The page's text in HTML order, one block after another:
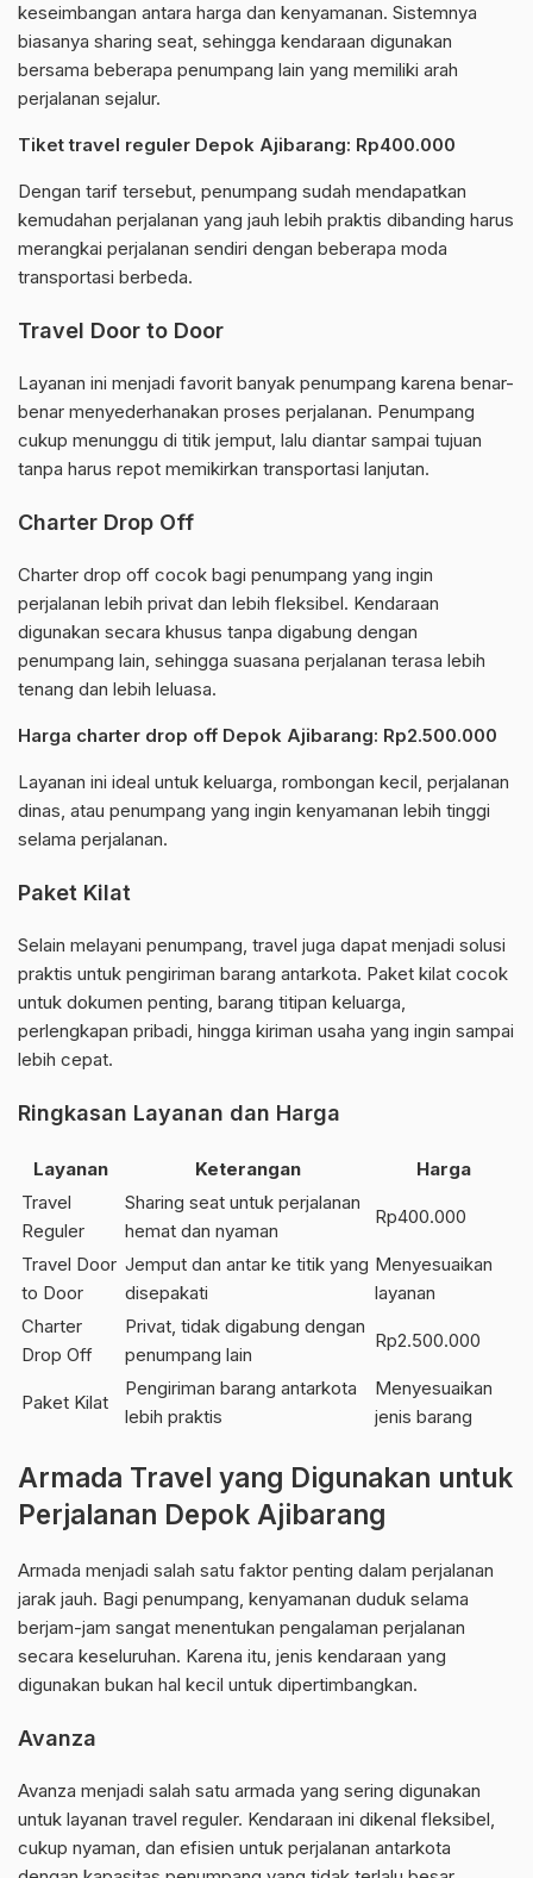
keseimbangan antara harga dan kenyamanan. Sistemnya
biasanya sharing seat, sehingga kendaraan digunakan
bersama beberapa penumpang lain yang memiliki arah
perjalanan sejalur.
Tiket travel reguler Depok Ajibarang: Rp400.000
Dengan tarif tersebut, penumpang sudah mendapatkan
kemudahan perjalanan yang jauh lebih praktis dibanding harus
merangkai perjalanan sendiri dengan beberapa moda
transportasi berbeda.
Travel Door to Door
Layanan ini menjadi favorit banyak penumpang karena benar-
benar menyederhanakan proses perjalanan. Penumpang
cukup menunggu di titik jemput, lalu diantar sampai tujuan
tanpa harus repot memikirkan transportasi lanjutan.
Charter Drop Off
Charter drop off cocok bagi penumpang yang ingin
perjalanan lebih privat dan lebih fleksibel. Kendaraan
digunakan secara khusus tanpa digabung dengan
penumpang lain, sehingga suasana perjalanan terasa lebih
tenang dan lebih leluasa.
Harga charter drop off Depok Ajibarang: Rp2.500.000
Layanan ini ideal untuk keluarga, rombongan kecil, perjalanan
dinas, atau penumpang yang ingin kenyamanan lebih tinggi
selama perjalanan.
Paket Kilat
Selain melayani penumpang, travel juga dapat menjadi solusi
praktis untuk pengiriman barang antarkota. Paket kilat cocok
untuk dokumen penting, barang titipan keluarga,
perlengkapan pribadi, hingga kiriman usaha yang ingin sampai
lebih cepat.
Ringkasan Layanan dan Harga
Layanan Keterangan
Harga
Travel
Reguler
Sharing seat untuk perjalanan
hemat dan nyaman
Rp400.000
Travel Door
to Door
Jemput dan antar ke titik yang
disepakati
Menyesuaikan
layanan
Charter
Drop Off
Privat, tidak digabung dengan
penumpang lain
Rp2.500.000
Paket Kilat
Pengiriman barang antarkota
lebih praktis
Menyesuaikan
jenis barang
Armada Travel yang Digunakan untuk
Perjalanan Depok Ajibarang
Armada menjadi salah satu faktor penting dalam perjalanan
jarak jauh. Bagi penumpang, kenyamanan duduk selama
berjam-jam sangat menentukan pengalaman perjalanan
secara keseluruhan. Karena itu, jenis kendaraan yang
digunakan bukan hal kecil untuk dipertimbangkan.
Avanza
Avanza menjadi salah satu armada yang sering digunakan
untuk layanan travel reguler. Kendaraan ini dikenal fleksibel,
cukup nyaman, dan efisien untuk perjalanan antarkota